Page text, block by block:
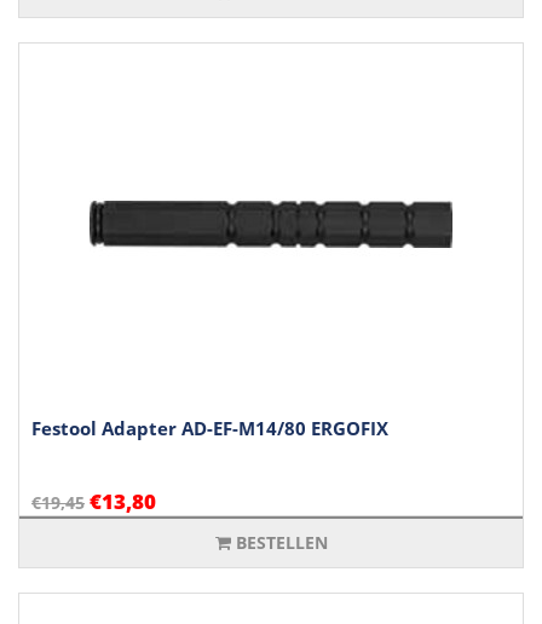
Festool Adapter AD-EF-M14/80 ERGOFIX
€19,45 €13,80
BESTELLEN